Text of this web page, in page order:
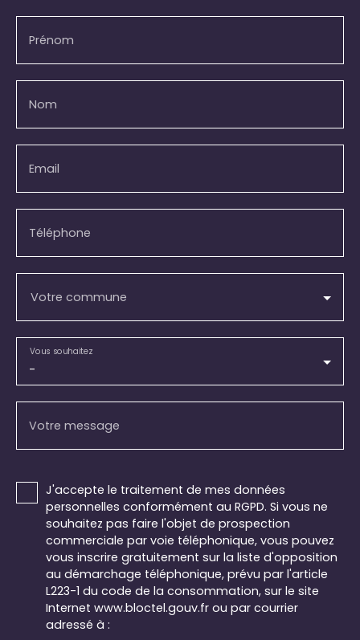
Prénom
Nom
Email
Téléphone
Votre commune
-
Vous souhaitez
Votre message
J'accepte le traitement de mes données
personnelles conformément au RGPD. Si vous ne
souhaitez pas faire l'objet de prospection
commerciale par voie téléphonique, vous pouvez
vous inscrire gratuitement sur la liste d'opposition
au démarchage téléphonique, prévu par l'article
L223-1 du code de la consommation, sur le site
Internet www.bloctel.gouv.fr ou par courrier
adressé à :